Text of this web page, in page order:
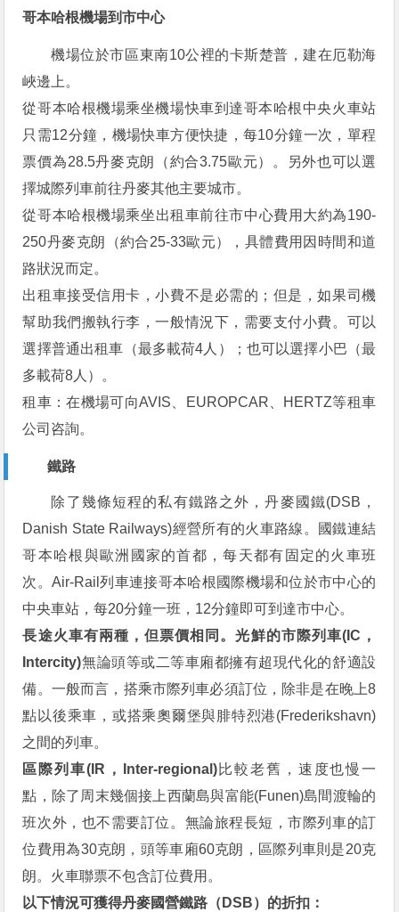
哥本哈根機場到市中心
機場位於市區東南10公裡的卡斯楚普，建在厄勒海
峽邊上。
從哥本哈根機場乘坐機場快車到達哥本哈根中央火車站
只需12分鐘，機場快車方便快捷，每10分鐘一次，單程
票價為28.5丹麥克朗（約合3.75歐元）。另外也可以選
擇城際列車前往丹麥其他主要城市。
從哥本哈根機場乘坐出租車前往市中心費用大約為190-
250丹麥克朗（約合25-33歐元），具體費用因時間和道
路狀況而定。
出租車接受信用卡，小費不是必需的；但是，如果司機
幫助我們搬執行李，一般情況下，需要支付小費。可以
選擇普通出租車（最多載荷4人）；也可以選擇小巴（最
多載荷8人）。
租車：在機場可向AVIS、EUROPCAR、HERTZ等租車
公司咨詢。
鐵路
除了幾條短程的私有鐵路之外，丹麥國鐵(DSB，
Danish State Railways)經營所有的火車路線。國鐵連結
哥本哈根與歐洲國家的首都，每天都有固定的火車班
次。Air-Rail列車連接哥本哈根國際機場和位於市中心的
中央車站，每20分鐘一班，12分鐘即可到達市中心。
長途火車有兩種，但票價相同。光鮮的市際列車(IC，
Intercity)無論頭等或二等車廂都擁有超現代化的舒適設
備。一般而言，搭乘市際列車必須訂位，除非是在晚上8
點以後乘車，或搭乘奧爾堡與腓特烈港(Frederikshavn)
之間的列車。
區際列車(IR，Inter-regional)比較老舊，速度也慢一
點，除了周末幾個接上西蘭島與富能(Funen)島間渡輪的
班次外，也不需要訂位。無論旅程長短，市際列車的訂
位費用為30克朗，頭等車廂60克朗，區際列車則是20克
朗。火車聯票不包含訂位費用。
以下情況可獲得丹麥國營鐵路（DSB）的折扣：